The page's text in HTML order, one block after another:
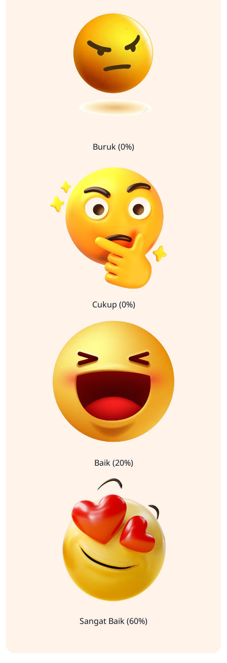
Buruk (0%)
Cukup (0%)
Baik (20%)
Sangat Baik (60%)